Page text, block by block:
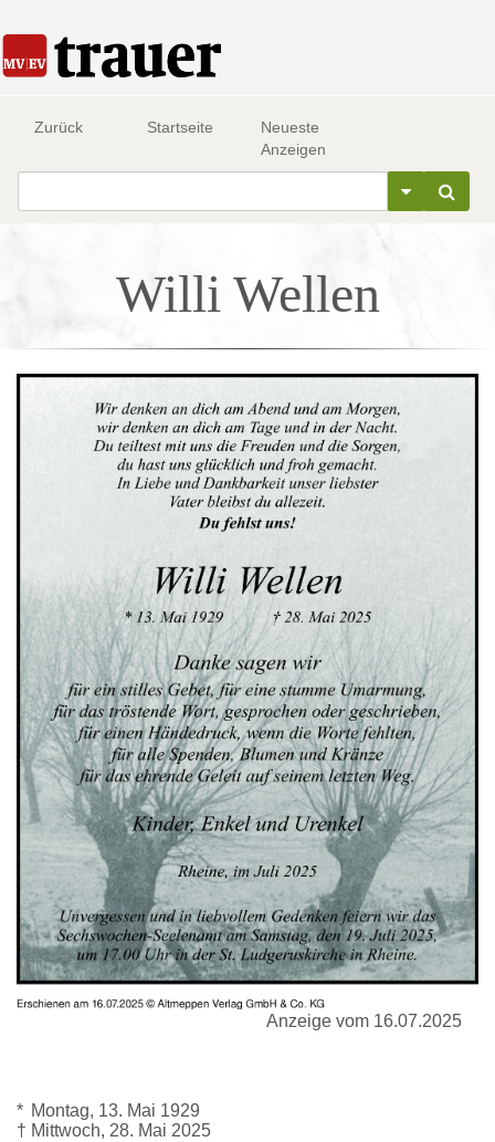
Zurück Startseite
Neueste
Anzeigen
Willi Wellen
Anzeige vom 16.07.2025
* Montag, 13. Mai 1929
† Mittwoch, 28. Mai 2025